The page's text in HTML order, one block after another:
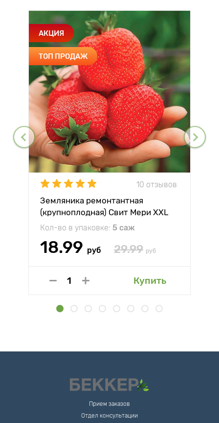
АКЦИЯ
ТОП ПРОДАЖ
10 отзывов
Земляника ремонтантная
(крупноплодная) Свит Мери XXL
Кол-во в упаковке: 5 саж
18.99 руб 29.99 руб
Купить
Прием заказов
Отдел консультации